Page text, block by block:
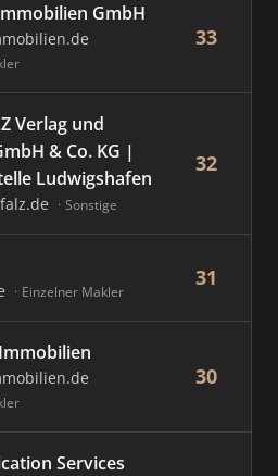
GmbH
33
Verlag und
& Co. KG |
Ludwigshafen
Sonstige
32
Einzelner Makler
31
30
Services